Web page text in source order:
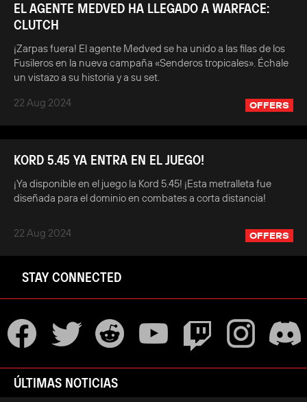
EL AGENTE MEDVED HA LLEGADO A WARFACE:
CLUTCH
¡Zarpas fuera! El agente Medved se ha unido a las filas de los
Fusileros en la nueva campaña «Senderos tropicales». Échale
un vistazo a su historia y a su set.
22 Aug 2024
OFFERS
KORD 5.45 YA ENTRA EN EL JUEGO!
¡Ya disponible en el juego la Kord 5.45! ¡Esta metralleta fue
diseñada para el dominio en combates a corta distancia!
22 Aug 2024 OFFERS
STAY CONNECTED
ÚLTIMAS NOTICIAS